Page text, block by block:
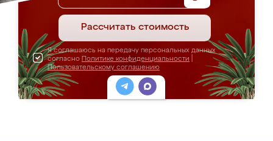
Рассчитать стоимость
Я соглашаюсь на передачу персональных данных
согласно Политике конфиденциальности
Пользовательскому соглашению